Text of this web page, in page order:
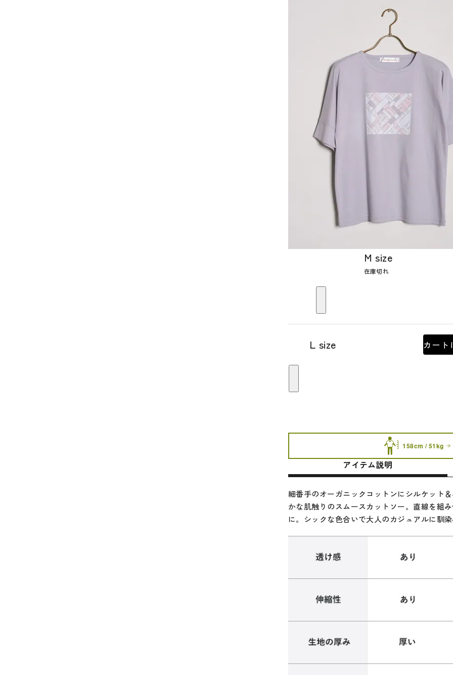
M size
在庫切れ
L size カート
158cm / 51kg
アイテム説明
細番手のオーガニックコットンにシルケット
かな肌触りのスムースカットソー。直線を組
に。シックな色合いで大人のカジュアルに馴染